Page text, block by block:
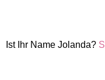
Ist Ihr Name Jolanda?